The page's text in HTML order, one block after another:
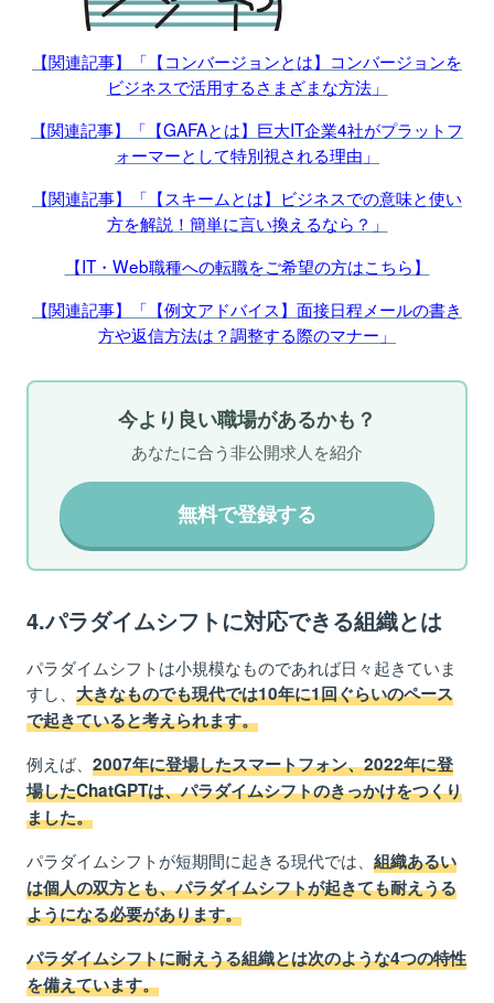
【関連記事】「【コンバージョンとは】コンバージョンを
ビジネスで活用するさまざまな方法」
【関連記事】「【GAFAとは】巨大IT企業4社がプラットフ
ォーマーとして特別視される理由」
【関連記事】「【スキームとは】ビジネスでの意味と使い
方を解説！簡単に言い換えるなら？」
【IT・Web職種への転職をご希望の方はこちら】
【関連記事】「【例文アドバイス】面接日程メールの書き
方や返信方法は？調整する際のマナー」
今より良い職場があるかも？
あなたに合う非公開求人を紹介
無料で登録する
4.パラダイムシフトに対応できる組織とは
パラダイムシフトは小規模なものであれば日々起きていま
すし、 大きなものでも現代では10年に1回ぐらいのペース
で起きていると考えられます。
例えば、 2007年に登場したスマートフォン、2022年に登
場したChatGPTは、パラダイムシフトのきっかけをつくり
ました。
パラダイムシフトが短期間に起きる現代では、 組織あるい
は個人の双方とも、パラダイムシフトが起きても耐えうる
ようになる必要があります。
パラダイムシフトに耐えうる組織とは次のような4つの特性
を備えています。